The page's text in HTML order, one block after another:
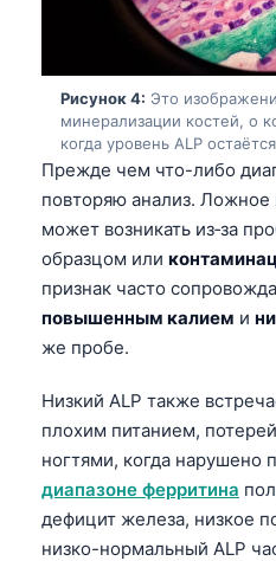
Рисунок 4: Это
минерализации костей, о
когда уровень ALP
Прежде чем что-либо
повторяю анализ. Ложное
может возникать из‑за
образцом или
признак часто
повышенным калием и
же пробе.
Низкий ALP также
плохим питанием,
ногтями, когда нарушено
диапазоне ферритина
дефицит железа, низкое
низко-нормальный ALP
Ślōnskŏ gŏdka
Norsk bokmål